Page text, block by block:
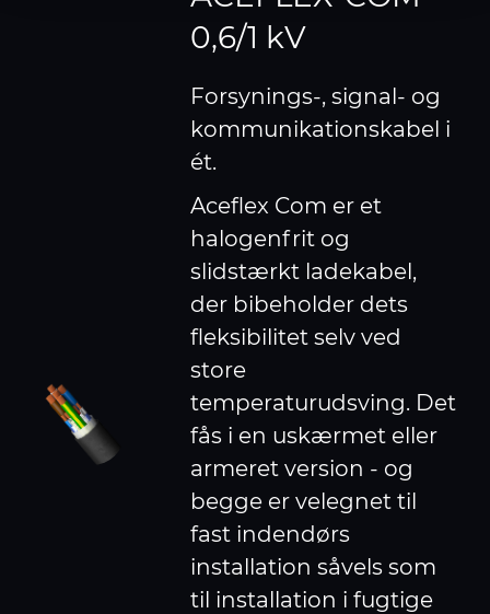
provided to them or that they’ve collected from your use
0,6/1 kV
Forsynings-, signal- og
kommunikationskabel i
ét.
Aceflex Com er et
halogenfrit og
slidstærkt ladekabel,
der bibeholder dets
fleksibilitet selv ved
store
temperaturudsving. Det
fås i en uskærmet eller
armeret version - og
begge er velegnet til
fast indendørs
installation såvels som
til installation i fugtige